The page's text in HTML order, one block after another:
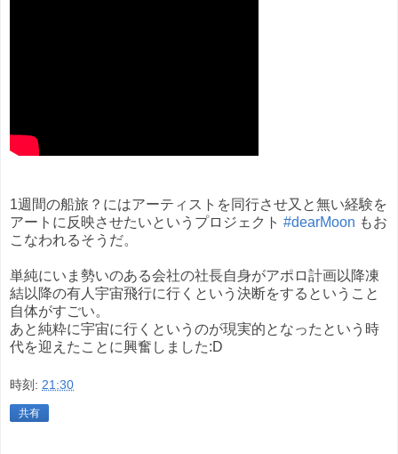
1週間の船旅？にはアーティストを同行させ又と無い経験を
アートに反映させたいというプロジェクト #dearMoon もお
こなわれるそうだ。
単純にいま勢いのある会社の社長自身がアポロ計画以降凍
結以降の有人宇宙飛行に行くという決断をするということ
自体がすごい。
あと純粋に宇宙に行くというのが現実的となったという時
代を迎えたことに興奮しました:D
時刻: 21:30
共有